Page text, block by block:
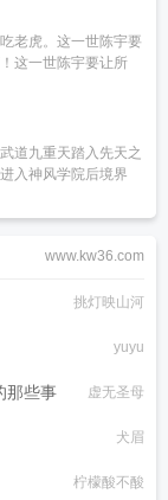
老虎。这一世陈宇要
这一世陈宇要让所
道九重天踏入先天之
入神风学院后境界
www.kw36.com
挑灯映山河
yuyu
那些事 虚无圣母
犬眉
柠檬酸不酸